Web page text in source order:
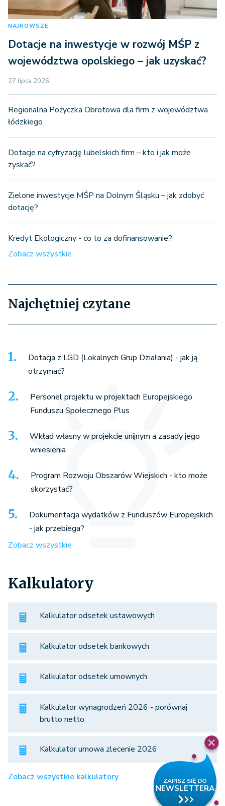
NAJNOWSZE
Dotacje na inwestycje w rozwój MŚP z
województwa opolskiego – jak uzyskać?
27 lipca 2026
Regionalna Pożyczka Obrotowa dla firm z województwa
łódzkiego
Dotacje na cyfryzację lubelskich firm – kto i jak może
zyskać?
Zielone inwestycje MŚP na Dolnym Śląsku – jak zdobyć
dotację?
Kredyt Ekologiczny - co to za dofinansowanie?
Zobacz wszystkie
Najchętniej czytane
Dotacja z LGD (Lokalnych Grup Działania) - jak ją
otrzymać?
Personel projektu w projektach Europejskiego
Funduszu Społecznego Plus
Wkład własny w projekcie unijnym a zasady jego
wniesienia
Program Rozwoju Obszarów Wiejskich - kto może
skorzystać?
Dokumentacja wydatków z Funduszów Europejskich
- jak przebiega?
Zobacz wszystkie
Kalkulatory
Kalkulator odsetek ustawowych
Kalkulator odsetek bankowych
Kalkulator odsetek umownych
Kalkulator wynagrodzeń 2026 - porównaj
brutto netto
Kalkulator umowa zlecenie 2026
Zobacz wszystkie kalkulatory